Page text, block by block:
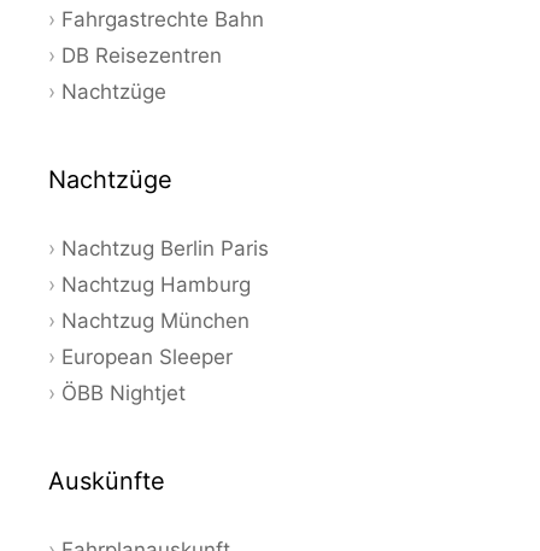
Fahrgastrechte Bahn
DB Reisezentren
Nachtzüge
Nachtzüge
Nachtzug Berlin Paris
Nachtzug Hamburg
Nachtzug München
European Sleeper
ÖBB Nightjet
Auskünfte